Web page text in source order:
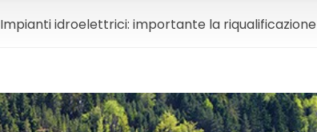
Impianti idroelettrici: importante la riqualificazione